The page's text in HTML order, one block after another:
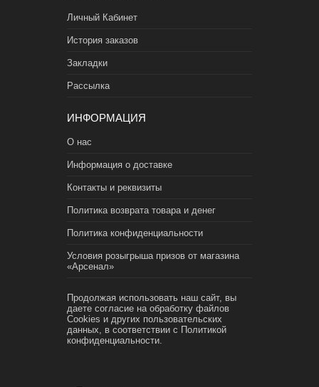
Личный Кабинет
История заказов
Закладки
Рассылка
ИНФОРМАЦИЯ
О нас
Информация о доставке
Контакты и реквизиты
Политика возврата товара и денег
Политика конфиденциальности
Условия розыгрыша призов от магазина
«Арсенал»
Продолжая использовать наш сайт, вы
даете согласие на обработку файлов
Cookies и других пользовательских
данных, в соответствии с Политикой
конфиденциальности.